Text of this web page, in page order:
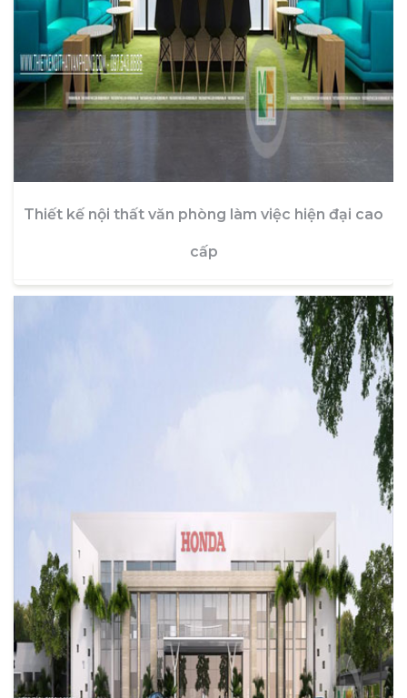
Thiết kế nội thất văn phòng làm việc hiện đại cao
cấp